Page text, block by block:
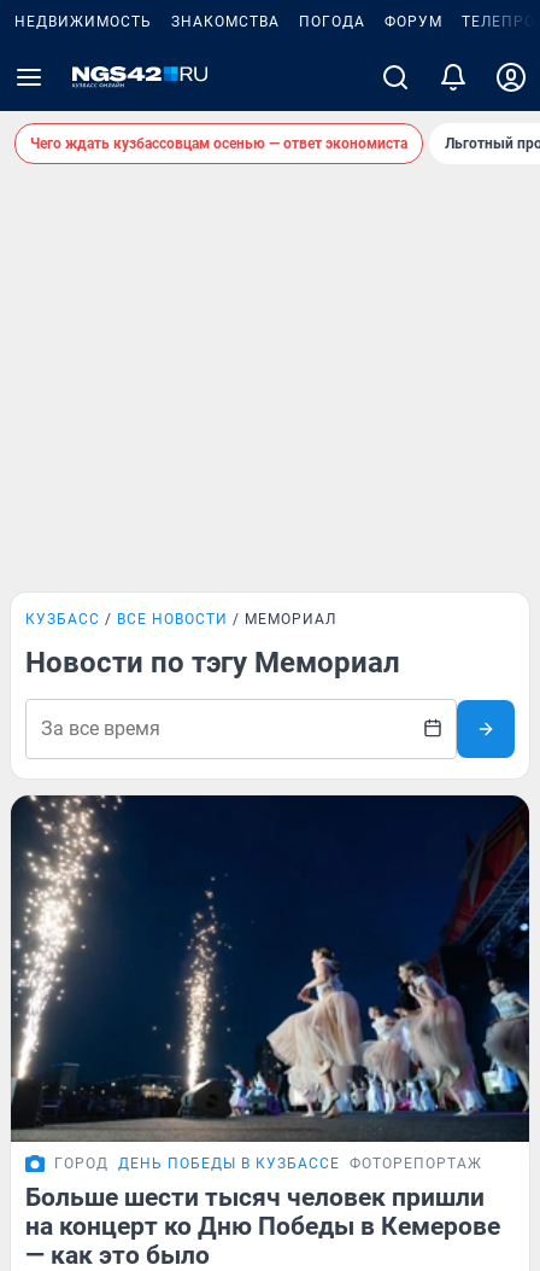
НЕДВИЖИМОСТЬ ЗНАКОМСТВА ПОГОДА ФОРУМ
Чего ждать кузбассовцам осенью — ответ экономиста Льготный
КУЗБАСС ВСЕ НОВОСТИ МЕМОРИАЛ
Новости по тэгу Мемориал
ГОРОД ДЕНЬ ПОБЕДЫ В КУЗБАССЕ ФОТОРЕПОРТАЖ
Больше шести тысяч человек пришли
на концерт ко Дню Победы в Кемерове
— как это было